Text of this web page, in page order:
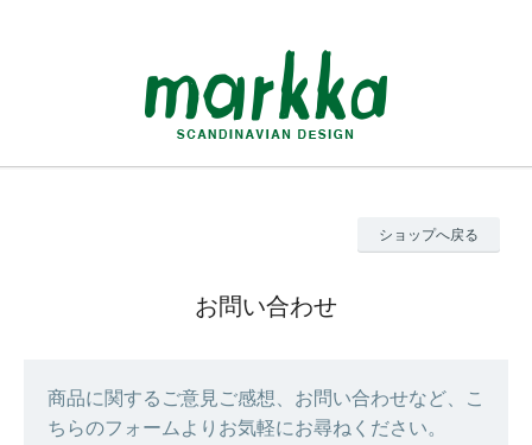
ショップへ戻る
お問い合わせ
商品に関するご意見ご感想、お問い合わせなど、こ
ちらのフォームよりお気軽にお尋ねください。